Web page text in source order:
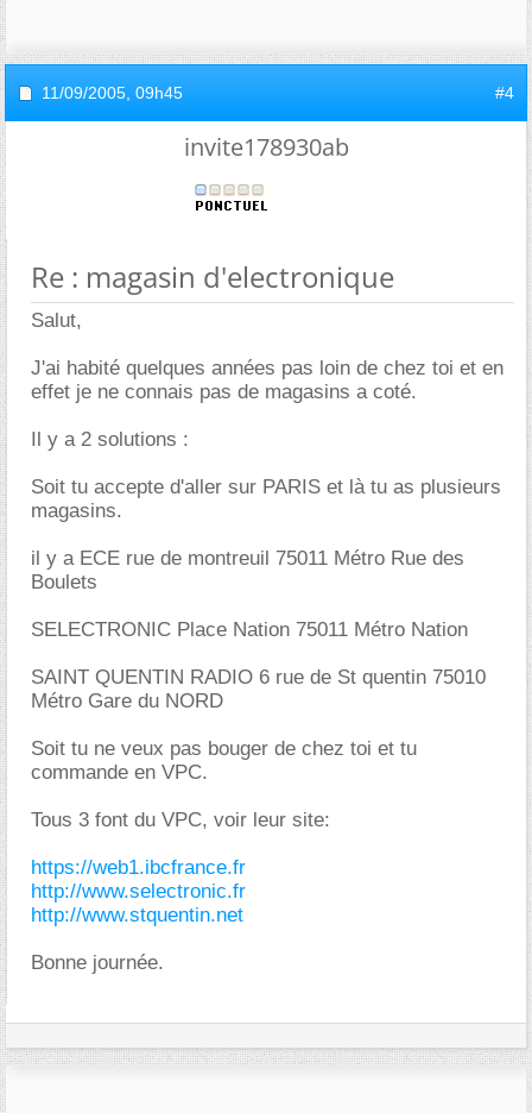
11/09/2005, 09h45 #4
invite178930ab
Re : magasin d'electronique
Salut,
J'ai habité quelques années pas loin de chez toi et en
effet je ne connais pas de magasins a coté.
Il y a 2 solutions :
Soit tu accepte d'aller sur PARIS et là tu as plusieurs
magasins.
il y a ECE rue de montreuil 75011 Métro Rue des
Boulets
SELECTRONIC Place Nation 75011 Métro Nation
SAINT QUENTIN RADIO 6 rue de St quentin 75010
Métro Gare du NORD
Soit tu ne veux pas bouger de chez toi et tu
commande en VPC.
Tous 3 font du VPC, voir leur site:
https://web1.ibcfrance.fr
http://www.selectronic.fr
http://www.stquentin.net
Bonne journée.